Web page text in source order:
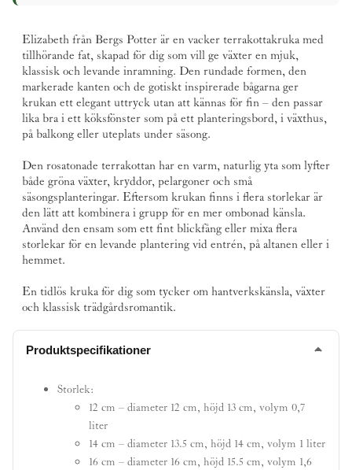
Elizabeth frånBergs Potterär en vackerterrakottakrukamed
tillhörande fat, skapad för dig som vill ge växter en mjuk,
klassisk och levande inramning. Den rundade formen, den
markerade kanten och de gotiskt inspirerade bågarna ger
krukan ett elegant uttryck utan att kännas för fin – den passar
lika bra i ett köksfönster som på ett planteringsbord, i växthus,
på balkong eller uteplats under säsong.
Den rosatonade terrakottan har en varm, naturlig yta som lyfter
både gröna växter, kryddor, pelargoner och små
säsongsplanteringar. Eftersom krukan finns i flera storlekar är
den lätt att kombinera i grupp för en mer ombonad känsla.
Använd den ensam som ett fint blickfång eller mixa flera
storlekar för en levande plantering vid entrén, på altanen eller i
hemmet.
En tidlös kruka för dig som tycker om hantverkskänsla, växter
och klassisk trädgårdsromantik.
Produktspecifikationer
Storlek:
12 cm – diameter 12 cm, höjd 13 cm, volym 0,7
liter
14 cm – diameter 13.5 cm, höjd 14 cm, volym 1 liter
16 cm – diameter 16 cm, höjd 15.5 cm, volym 1,6